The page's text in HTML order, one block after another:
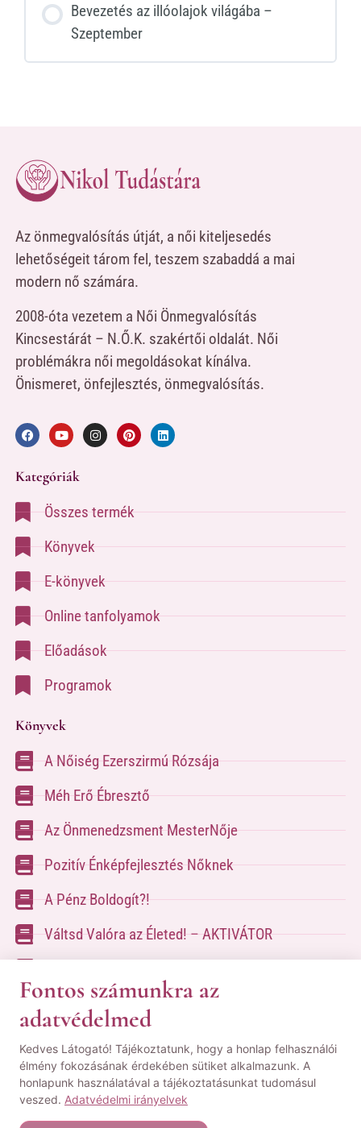
Bevezetés az illóolajok világába –
Szeptember
Az önmegvalósítás útját, a női kiteljesedés
lehetőségeit tárom fel, teszem szabaddá a mai
modern nő számára.
2008-óta vezetem a Női Önmegvalósítás
Kincsestárát – N.Ő.K. szakértői oldalát. Női
problémákra női megoldásokat kínálva.
Önismeret, önfejlesztés, önmegvalósítás.
Kategóriák
Összes termék
Könyvek
E-könyvek
Online tanfolyamok
Előadások
Programok
Könyvek
A Nőiség Ezerszirmú Rózsája
Méh Erő Ébresztő
Az Önmenedzsment MesterNője
Pozitív Énképfejlesztés Nőknek
A Pénz Boldogít?!
Váltsd Valóra az Életed! – AKTIVÁTOR
A kapcsolatfelvételhez kérlek tölsd ki az űrlapot
aKapcsolat oldalon
© Minden jog fenntartva! | Pozsgai Nikoletta Tudástára.
|ÁSZF|Adatvédelmi Nyilatkozat
Fontos számunkra az
adatvédelmed
Kedves Látogató! Tájékoztatunk, hogy a honlap felhasználói
élmény fokozásának érdekében sütiket alkalmazunk. A
honlapunk használatával a tájékoztatásunkat tudomásul
veszed. Adatvédelmi irányelvek